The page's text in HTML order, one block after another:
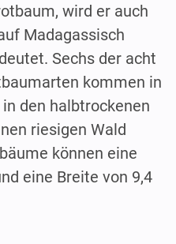
wird er auch
Madagassisch
Sechs der acht
kommen in
den halbtrockenen
riesigen Wald
können eine
eine Breite von 9,4